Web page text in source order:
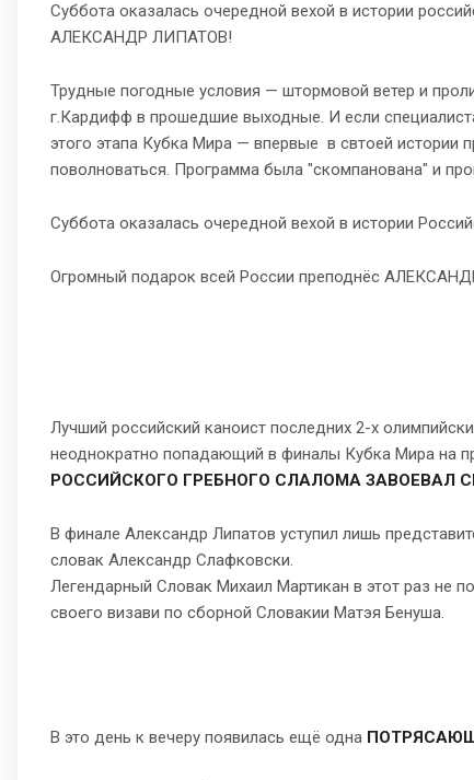
Суббота оказалась очередной вехой в истории
АЛЕКСАНДР ЛИПАТОВ!
Трудные погодные условия — штормовой ветер и
г.Кардифф в прошедшие выходные. И если
этого этапа Кубка Мира — впервые в свтоей истории
поволноваться. Программа была "скомпанована" и
Суббота оказалась очередной вехой в истории
Огромный подарок всей России преподнёс
Лучший российский каноист последних 2-х
неоднократно попадающий в финалы Кубка Мира на
РОССИЙСКОГО ГРЕБНОГО СЛАЛОМА ЗАВОЕВАЛ
В финале Александр Липатов уступил лишь
словак Александр Слафковски.
Легендарный Словак Михаил Мартикан в этот раз не
своего визави по сборной Словакии Матэя Бенуша.
В это день к вечеру появилась ещё одна